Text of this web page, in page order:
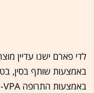
לדי פארם ישנו עדיין
באמצעות שותף בסין,